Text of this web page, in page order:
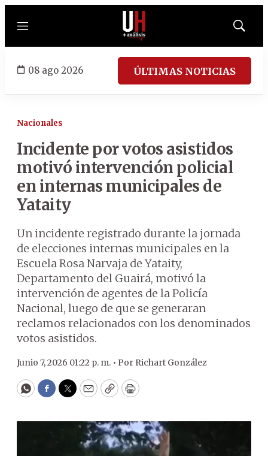
Menú
Mostrar
08 ago 2026 ÚLTIMAS NOTICIAS
Nacionales
Incidente por votos asistidos
motivó intervención policial
en internas municipales de
Yataity
Un incidente registrado durante la jornada
de elecciones internas municipales en la
Escuela Rosa Narvaja de Yataity,
Departamento del Guairá, motivó la
intervención de agentes de la Policía
Nacional, luego de que se generaran
reclamos relacionados con los denominados
votos asistidos.
Junio 7, 2026 01:22 p. m. • Por Richart González
WhatsApp
Facebook
Twitter
EmailCopyPrint